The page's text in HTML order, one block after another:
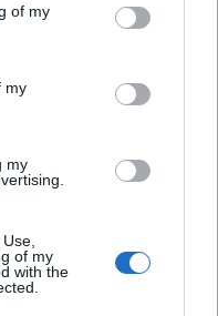
You may click to
its third-party tags to
in below Google
of my
my
my
of my
with the
Nusantara,…